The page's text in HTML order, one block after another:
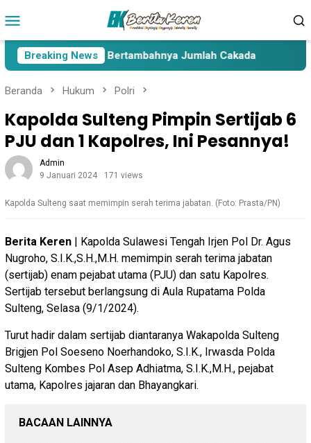
ke
Mobile
Breaking News
Paslon Pasca Bertambahnya Jumlah Cakada
Beranda Hukum Polri
Kapolda Sulteng Pimpin Sertijab 6
PJU dan 1 Kapolres, Ini Pesannya!
Admin
9 Januari 2024
171 views
Kapolda Sulteng saat memimpin serah terima jabatan. (Foto: Prasta/PN)
Berita Keren | Kapolda Sulawesi Tengah Irjen Pol Dr. Agus
Nugroho, S.I.K.,S.H.,M.H. memimpin serah terima jabatan
(sertijab) enam pejabat utama (PJU) dan satu Kapolres.
Sertijab tersebut berlangsung di Aula Rupatama Polda
Sulteng, Selasa (9/1/2024).
Turut hadir dalam sertijab diantaranya Wakapolda Sulteng
Brigjen Pol Soeseno Noerhandoko, S.I.K., Irwasda Polda
Sulteng Kombes Pol Asep Adhiatma, S.I.K.,M.H., pejabat
utama, Kapolres jajaran dan Bhayangkari.
BACAAN LAINNYA